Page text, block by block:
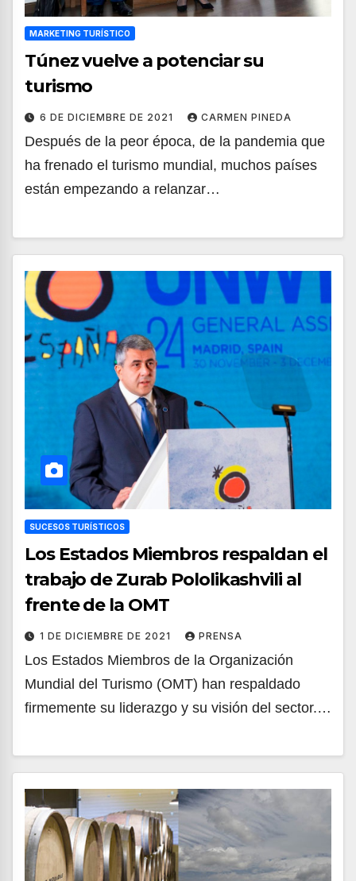
MARKETING TURÍSTICO
Túnez vuelve a potenciar su
turismo
6 DE DICIEMBRE DE 2021 CARMEN PINEDA
Después de la peor época, de la pandemia que
ha frenado el turismo mundial, muchos países
están empezando a relanzar…
SUCESOS TURÍSTICOS
Los Estados Miembros respaldan el
trabajo de Zurab Pololikashvili al
frente de la OMT
1 DE DICIEMBRE DE 2021 PRENSA
Los Estados Miembros de la Organización
Mundial del Turismo (OMT) han respaldado
firmemente su liderazgo y su visión del sector.…